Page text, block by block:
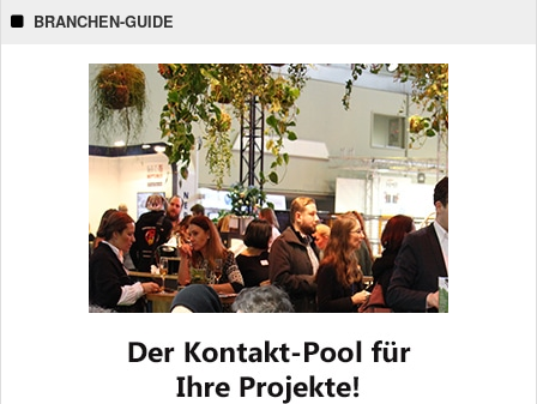
BRANCHEN-GUIDE